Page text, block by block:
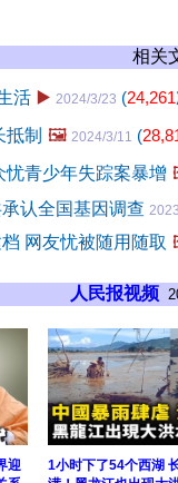
相关
活 ▶️ 2024/3/23 (24,261
制 🖼️ 2024/3/11 (
青少年失踪案暴增
认全国基因调查
网友忧被随用随取
人民报视频
迎
1小时下了54个西湖